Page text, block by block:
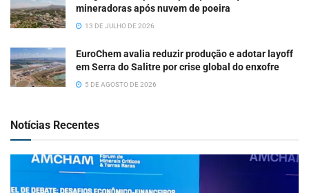
mineradoras após nuvem de poeira
13 DE JULHO DE 2026
EuroChem avalia reduzir produção e adotar layoff
em Serra do Salitre por crise global do enxofre
5 DE AGOSTO DE 2026
Notícias Recentes